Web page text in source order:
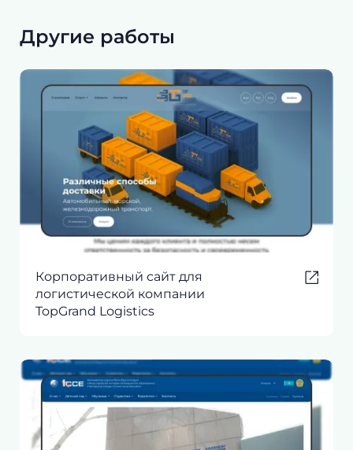
Другие работы
Корпоративный сайт для
логистической компании
TopGrand Logistics